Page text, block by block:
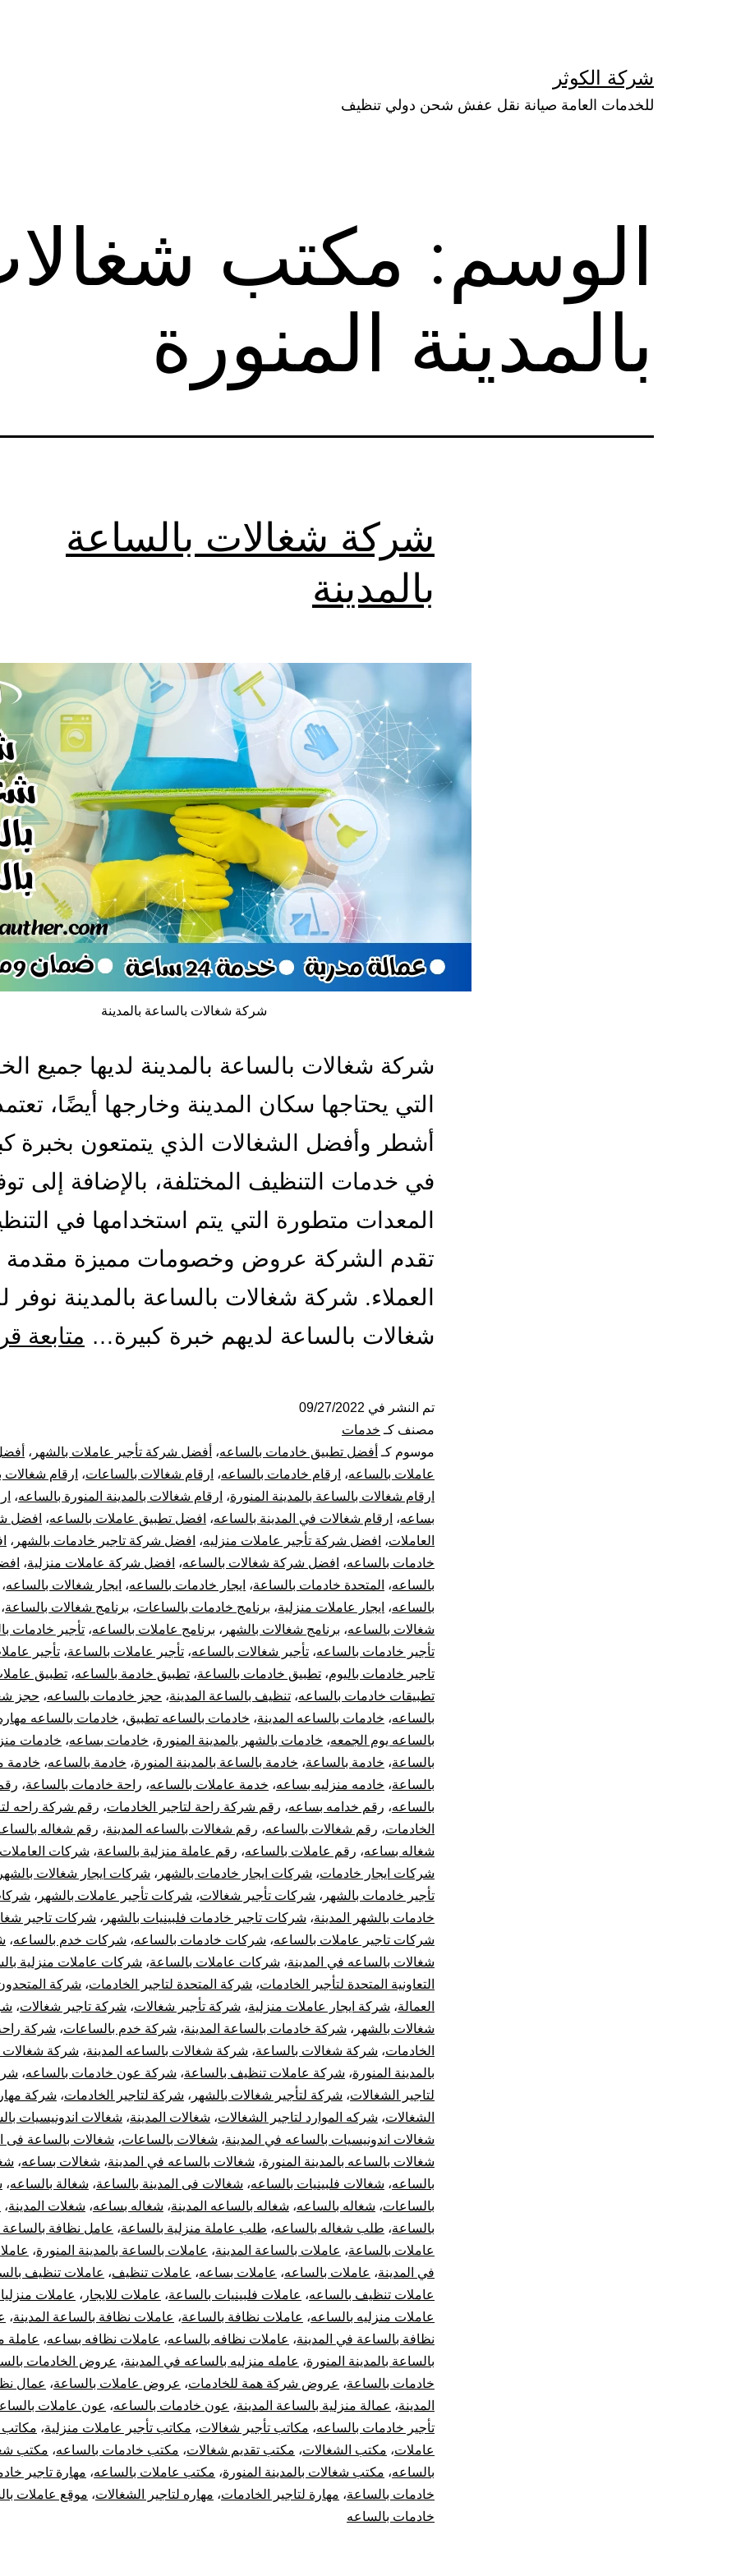
شركة الكوثر
للخدمات العامة صيانة نقل عفش شحن دولي تنظيف
الوسم: مكتب
بالمدينة المنورة
شركة شغالات بالساعة
بالمدينة
شركة شغالات بالساعة بالمدينة
شركة شغالات بالساعة بالمدينة لديها جميع
التي يحتاجها سكان المدينة وخارجها أيضًا،
أشطر وأفضل الشغالات الذي يتمتعون بخبرة
في خدمات التنظيف المختلفة، بالإضافة إلى
المعدات متطورة التي يتم استخدامها في
تقدم الشركة عروض وخصومات مميزة مقدمة
العملاء. شركة شغالات بالساعة بالمدينة نوفر
شغالات بالساعة لديهم خبرة كبيرة… متابعة
تم النشر في 09/27/2022
مصنف كـ خدمات
موسوم كـ أفضل تطبيق خادمات بالساعه، أفضل شركة تأجير عاملات بالشهر ،
عاملات بالساعه، ارقام خادمات بالساعه، ارقام شغالات بالساعات، ارقام شغالات
ارقام شغالات بالساعة بالمدينة المنورة، ارقام شغالات بالمدينة المنورة بالساعه،
بساعه، ارقام شغالات في المدينة بالساعه، افضل تطبيق عاملات بالساعه، افضل
العاملات، افضل شركة تأجير عاملات منزليه، افضل شركة تاجير خادمات بالشهر ،
خادمات بالساعه، افضل شركة شغالات بالساعه، افضل شركة عاملات منزلية،
بالساعه، المتحدة خادمات بالساعة، ايجار خادمات بالساعه، ايجار شغالات بالساعه
بالساعه، ايجار عاملات منزلية، برنامج خادمات بالساعات، برنامج شغالات بالساعة
شغالات بالساعه، برنامج شغالات بالشهر ، برنامج عاملات بالساعه، تأجير خادمات
تأجير خادمات بالساعه، تأجير شغالات بالساعه، تأجير عاملات بالساعة، تأجير
تاجير خادمات باليوم، تطبيق خادمات بالساعة، تطبيق خادمة بالساعه، تطبيق
تطبيقات خادمات بالساعه، تنظيف بالساعة المدينة، حجز خادمات بالساعه، حجز
بالساعه، خادمات بالساعه المدينة، خادمات بالساعه تطبيق، خادمات بالساعه
بالساعه يوم الجمعه، خادمات بالشهر بالمدينة المنورة، خادمات بساعه، خادمات
بالساعة، خادمة بالساعة، خادمة بالساعة بالمدينة المنورة، خادمة بالساعه، خادمة
بالساعة، خادمه منزليه بساعه، خدمة عاملات بالساعه، راحة خادمات بالساعة،
بالساعه، رقم خدامه بساعه، رقم شركة راحة لتاجير الخادمات، رقم شركة راحه
الخادمات، رقم شغالات بالساعه، رقم شغالات بالساعه المدينة، رقم شغاله
شغاله بساعه، رقم عاملات بالساعه، رقم عاملة منزلية بالساعة، شركات
شركات ايجار خادمات، شركات ايجار خادمات بالشهر ، شركات ايجار شغالات
تأجير خادمات بالشهر ، شركات تأجير شغالات، شركات تأجير عاملات بالشهر ،
خادمات بالشهر المدينة، شركات تاجير خادمات فلبينيات بالشهر ، شركات تاجير
شركات تاجير عاملات بالساعه، شركات خادمات بالساعه، شركات خدم بالساعه،
شغالات بالساعه في المدينة، شركات عاملات بالساعة، شركات عاملات منزلية
التعاونية المتحدة لتأجير الخادمات، شركة المتحدة لتاجير الخادمات، شركة
العمالة، شركة ايجار عاملات منزلية، شركة تأجير شغالات، شركة تاجير شغالات،
شغالات بالشهر ، شركة خادمات بالساعة المدينة، شركة خدم بالساعات، شركة
الخادمات، شركة شغالات بالساعة، شركة شغالات بالساعه المدينة، شركة شغالات
بالمدينة المنورة، شركة عاملات تنظيف بالساعة، شركة عون خادمات بالساعه،
لتاجير الشغالات، شركة لتأجير شغالات بالشهر ، شركة لتاجير الخادمات، شركة
الشغالات، شركه الموارد لتاجير الشغالات، شغالات المدينة، شغالات اندونيسيات
شغالات اندونيسيات بالساعه في المدينة، شغالات بالساعات، شغالات بالساعة فى
شغالات بالساعه بالمدينة المنورة، شغالات بالساعه في المدينة، شغالات بساعه،
بالساعه، شغالات فلبينيات بالساعه، شغالات فى المدينة بالساعة، شغالة بالساعه،
بالساعات، شغاله بالساعه، شغاله بالساعه المدينة، شغاله بساعه، شغلات المدينة،
بالساعة، طلب شغاله بالساعه، طلب عاملة منزلية بالساعة، عامل نظافة بالساعة
عاملات بالساعة، عاملات بالساعة المدينة، عاملات بالساعة بالمدينة المنورة،
في المدينة، عاملات بالساعه، عاملات بساعه، عاملات تنظيف، عاملات تنظيف
عاملات تنظيف بالساعه، عاملات فلبينيات بالساعة، عاملات للايجار ، عاملات
عاملات منزليه بالساعه، عاملات نظافة بالساعة، عاملات نظافة بالساعة المدينة،
نظافة بالساعة في المدينة، عاملات نظافه بالساعه، عاملات نظافه بساعه، عاملة
بالساعة بالمدينة المنورة، عامله منزليه بالساعه في المدينة، عروض الخادمات
خادمات بالساعة، عروض شركة همة للخادمات، عروض عاملات بالساعة، عمال
المدينة، عمالة منزلية بالساعة المدينة، عون خادمات بالساعه، عون عاملات
تأجير خادمات بالساعه، مكاتب تأجير شغالات، مكاتب تأجير عاملات منزلية، مكاتب
عاملات، مكتب الشغالات، مكتب تقديم شغالات، مكتب خادمات بالساعه، مكتب
بالساعه، مكتب شغالات بالمدينة المنورة، مكتب عاملات بالساعه، مهارة تاجير
خادمات بالساعة، مهارة لتاجير الخادمات، مهاره لتاجير الشغالات، موقع عاملات
خادمات بالساعه